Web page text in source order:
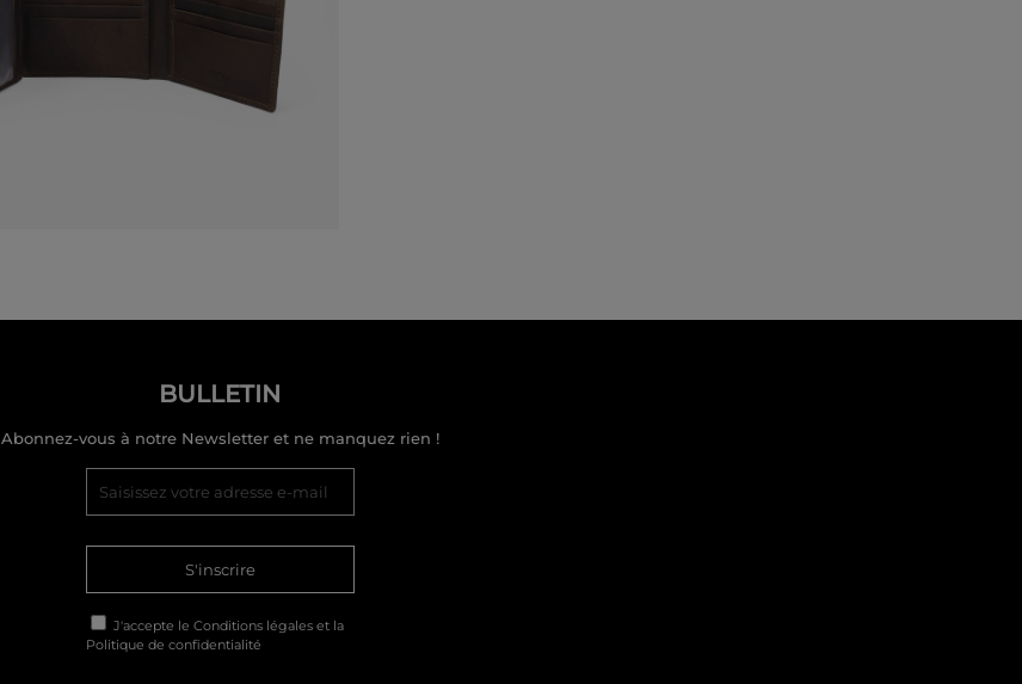
BULLETIN
Abonnez-vous à notre Newsletter et ne manquez rien !
S'inscrire
J'accepte le Conditions légales et la
Politique de confidentialité